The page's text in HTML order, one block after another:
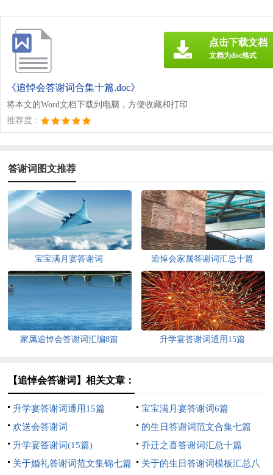
《追悼会答谢词合集十篇.doc》
将本文的Word文档下载到电脑，方便收藏和打印
推荐度：
点击下载文档
文档为doc格式
答谢词图文推荐
宝宝满月宴答谢词 追悼会家属答谢词汇总十篇
家属追悼会答谢词汇编8篇 升学宴答谢词通用15篇
【追悼会答谢词】相关文章：
升学宴答谢词通用15篇
宝宝满月宴答谢词6篇
欢送会答谢词
的生日答谢词范文合集七篇
升学宴答谢词(15篇)
乔迁之喜答谢词汇总十篇
关于婚礼答谢词范文集锦七篇
关于的生日答谢词模板汇总八